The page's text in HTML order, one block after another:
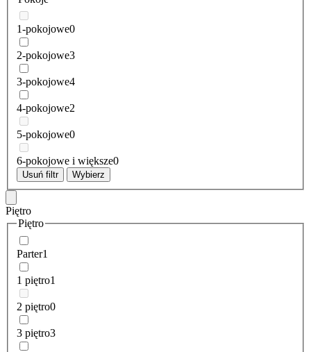
1-pokojowe0
2-pokojowe3
3-pokojowe4
4-pokojowe2
5-pokojowe0
6-pokojowe i większe0
Usuń filtr Wybierz
Piętro
Piętro
Parter1
1 piętro1
2 piętro0
3 piętro3